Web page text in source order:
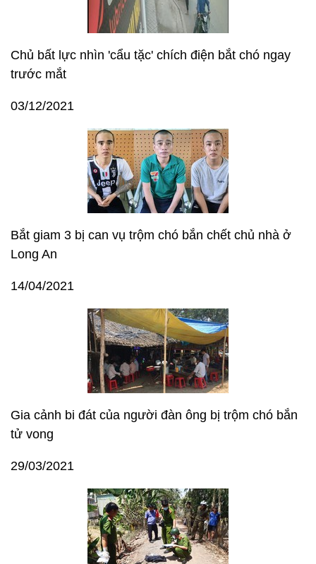
Chủ bất lực nhìn 'cẩu tặc' chích điện bắt chó ngay
trước mắt
03/12/2021
Bắt giam 3 bị can vụ trộm chó bắn chết chủ nhà ở
Long An
14/04/2021
Gia cảnh bi đát của người đàn ông bị trộm chó bắn
tử vong
29/03/2021